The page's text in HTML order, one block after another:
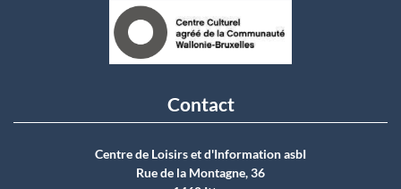
Contact
Centre de Loisirs et d'Information asbI
Rue de la Montagne, 36